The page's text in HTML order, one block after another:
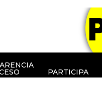
PARTICIPA